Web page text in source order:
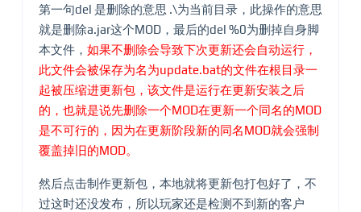
第一句del 是删除的意思 .\为当前目录，此操作的意思
就是删除a.jar这个MOD，最后的del %0为删掉自身脚
本文件， 如果不删除会导致下次更新还会自动运行，
此文件会被保存为名为update.bat的文件在根目录一
起被压缩进更新包，该文件是运行在更新安装之后
的，也就是说先删除一个MOD在更新一个同名的MOD
是不可行的，因为在更新阶段新的同名MOD就会强制
覆盖掉旧的MOD。
然后点击制作更新包，本地就将更新包打包好了，不
过这时还没发布，所以玩家还是检测不到新的客户